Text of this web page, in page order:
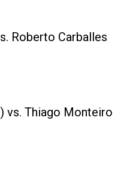
Roberto Carballes
vs. Thiago Monteiro